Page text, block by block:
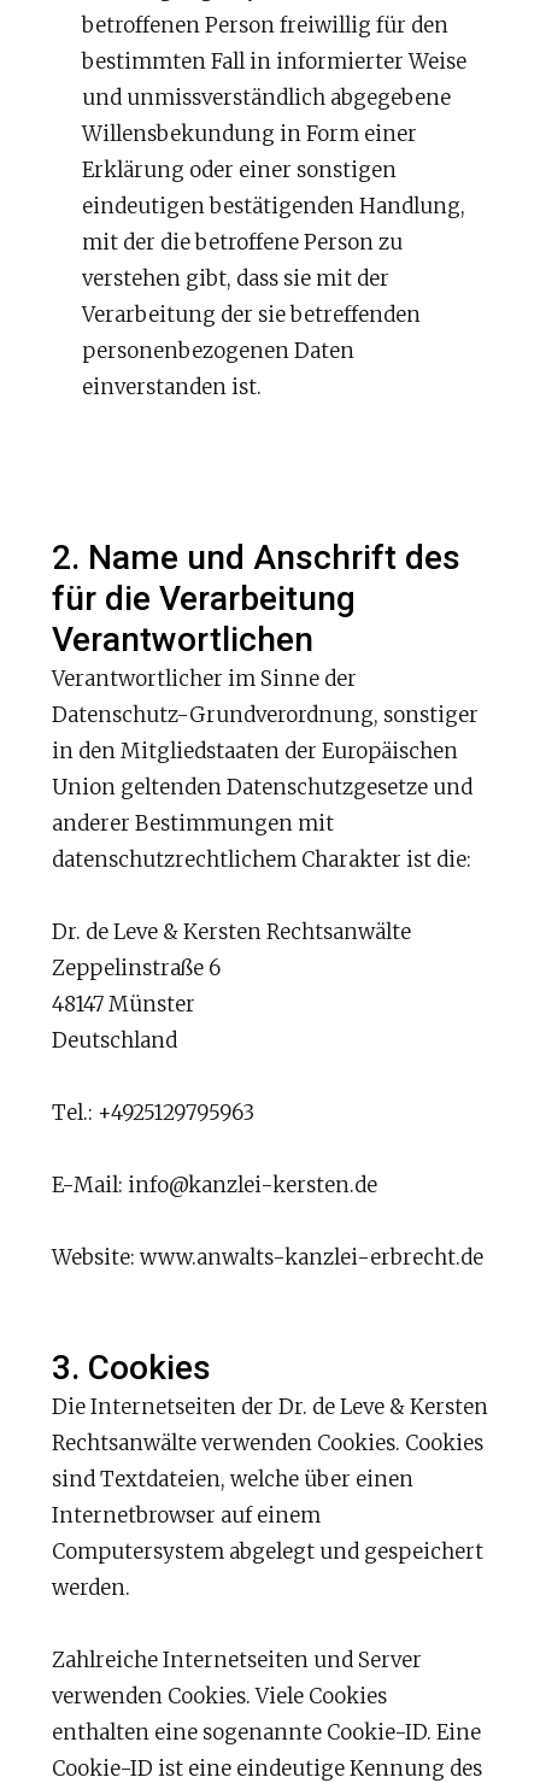
betroffenen Person freiwillig für den
bestimmten Fall in informierter Weise
und unmissverständlich abgegebene
Willensbekundung in Form einer
Erklärung oder einer sonstigen
eindeutigen bestätigenden Handlung,
mit der die betroffene Person zu
verstehen gibt, dass sie mit der
Verarbeitung der sie betreffenden
personenbezogenen Daten
einverstanden ist.
2. Name und Anschrift des
für die Verarbeitung
Verantwortlichen
Verantwortlicher im Sinne der
Datenschutz-Grundverordnung, sonstiger
in den Mitgliedstaaten der Europäischen
Union geltenden Datenschutzgesetze und
anderer Bestimmungen mit
datenschutzrechtlichem Charakter ist die:
Dr. de Leve & Kersten Rechtsanwälte
Zeppelinstraße 6
48147 Münster
Deutschland
Tel.: +4925129795963
E-Mail: info@kanzlei-kersten.de
Website: www.anwalts-kanzlei-erbrecht.de
3. Cookies
Die Internetseiten der Dr. de Leve & Kersten
Rechtsanwälte verwenden Cookies. Cookies
sind Textdateien, welche über einen
Internetbrowser auf einem
Computersystem abgelegt und gespeichert
werden.
Zahlreiche Internetseiten und Server
verwenden Cookies. Viele Cookies
enthalten eine sogenannte Cookie-ID. Eine
Cookie-ID ist eine eindeutige Kennung des